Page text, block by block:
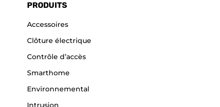
PRODUITS
Accessoires
Clôture électrique
Contrôle d’accès
Smarthome
Environnemental